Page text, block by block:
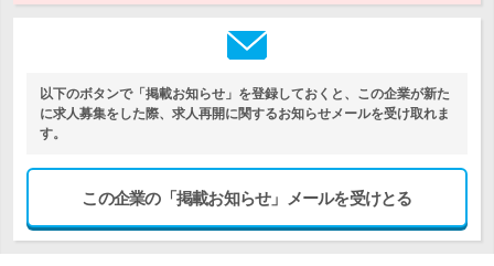
以下のボタンで「掲載お知らせ」を登録しておくと、この企業が新た
に求人募集をした際、求人再開に関するお知らせメールを受け取れま
す。
この企業の「掲載お知らせ」メールを受けとる